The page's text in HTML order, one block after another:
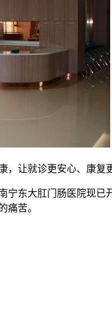
让就诊更安心、康复
东大肛门肠医院现
痛苦。